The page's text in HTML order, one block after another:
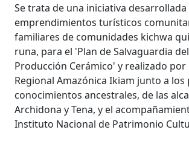
Se trata de una iniciativa desarrollada
emprendimientos turísticos
familiares de comunidades kichwa
runa, para el 'Plan de Salvaguardia
Producción Cerámico' y realizado por
Regional Amazónica Ikiam junto a
conocimientos ancestrales, de las
Archidona y Tena, y el
Instituto Nacional de Patrimonio